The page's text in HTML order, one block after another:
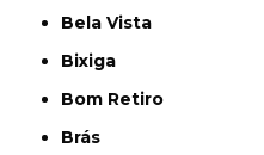
Bela Vista
Bixiga
Bom Retiro
Brás